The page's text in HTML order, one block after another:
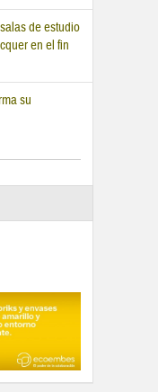
de estudio
en el fin
su